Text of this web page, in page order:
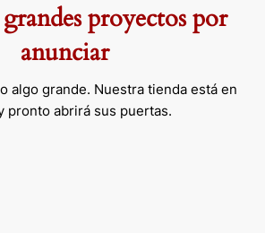
proyectos por
anunciar
algo grande. Nuestra tienda está en
pronto abrirá sus puertas.